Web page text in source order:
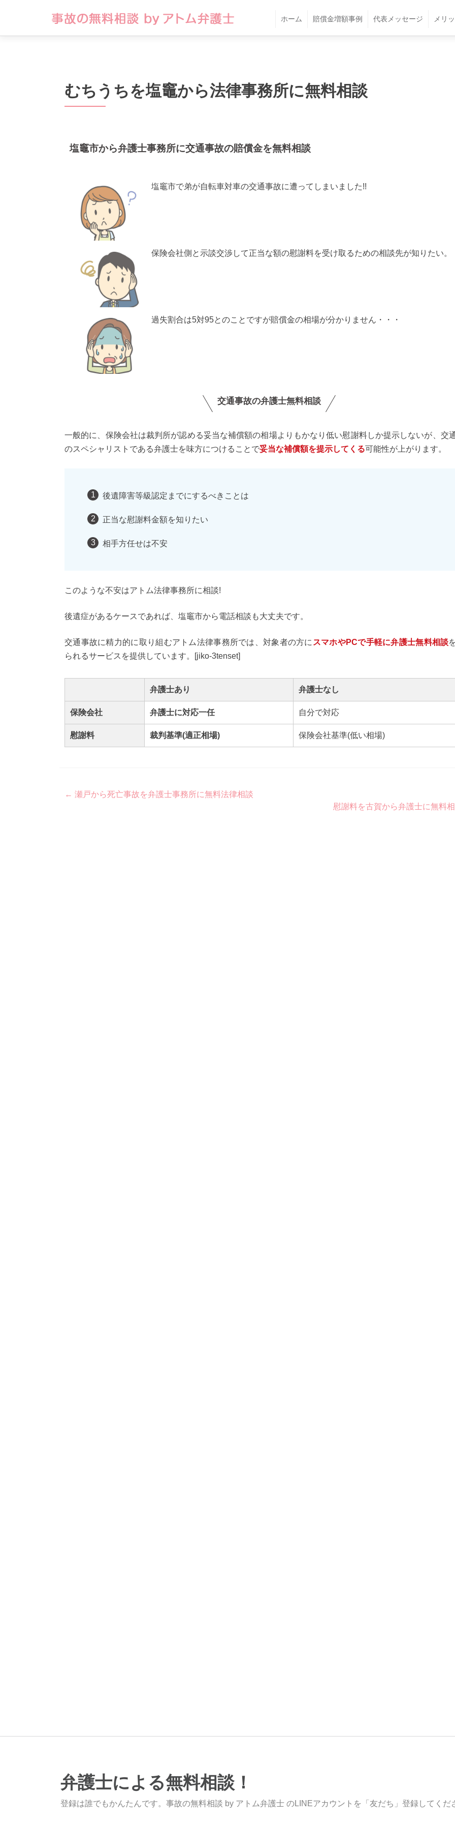
ホーム 賠償金増額事例 代表メッセージ メリ
むちうちを塩竈から法律事務所に無料相談
塩竈市から弁護士事務所に交通事故の賠償金を無料相談
塩竈市で弟が自転車対車の交通事故に遭ってしまいました!!
保険会社側と示談交渉して正当な額の慰謝料を受け取るための相談先が知りたい。
過失割合は5対95とのことですが賠償金の相場が分かりません・・・
交通事故の弁護士無料相談
一般的に、保険会社は裁判所が認める妥当な補償額の相場よりもかなり低い慰謝料しか提示しないが、交
のスペシャリストである弁護士を味方につけることで妥当な補償額を提示してくる可能性が上がります。
後遺障害等級認定までにするべきことは
正当な慰謝料金額を知りたい
相手方任せは不安
このような不安はアトム法律事務所に相談!
後遺症があるケースであれば、塩竈市から電話相談も大丈夫です。
交通事故に精力的に取り組むアトム法律事務所では、対象者の方に スマホやPCで手軽に弁護士無料相談
られるサービスを提供しています。[jiko-3tenset]
弁護士あり 弁護士なし
保険会社 弁護士に対応一任 自分で対応
慰謝料 裁判基準(適正相場) 保険会社基準(低い相場)
Post
← 瀬戸から死亡事故を弁護士事務所に無料法律相談
慰謝料を古賀から弁護士に無料
弁護士による無料相談！
登録は誰でもかんたんです。事故の無料相談 by アトム弁護士 のLINEアカウントを「友だち」登録してくだ